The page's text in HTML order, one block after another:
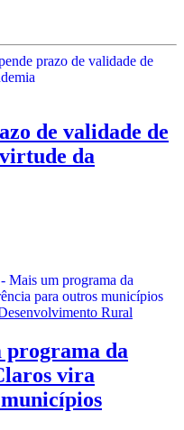
de validade de
da
Rural
da
vira